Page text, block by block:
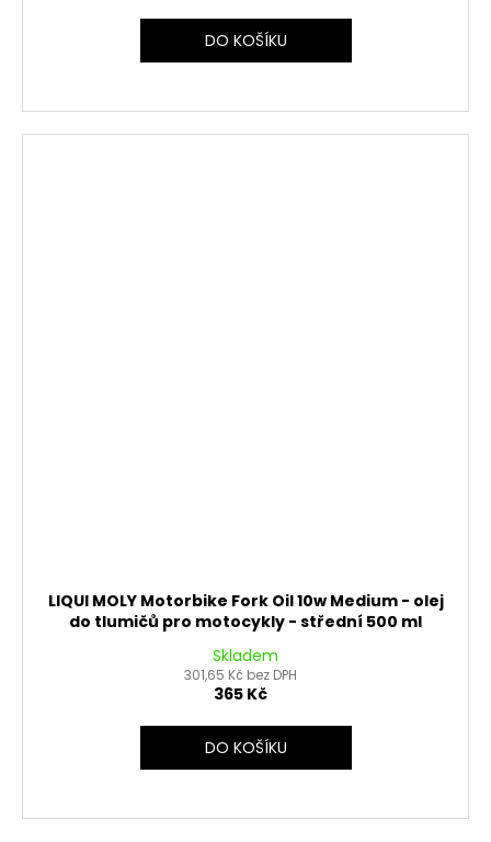
DO KOŠÍKU
LIQUI MOLY Motorbike Fork Oil 10w Medium - olej
do tlumičů pro motocykly - střední 500 ml
Skladem
301,65 Kč bez DPH
365 Kč
DO KOŠÍKU